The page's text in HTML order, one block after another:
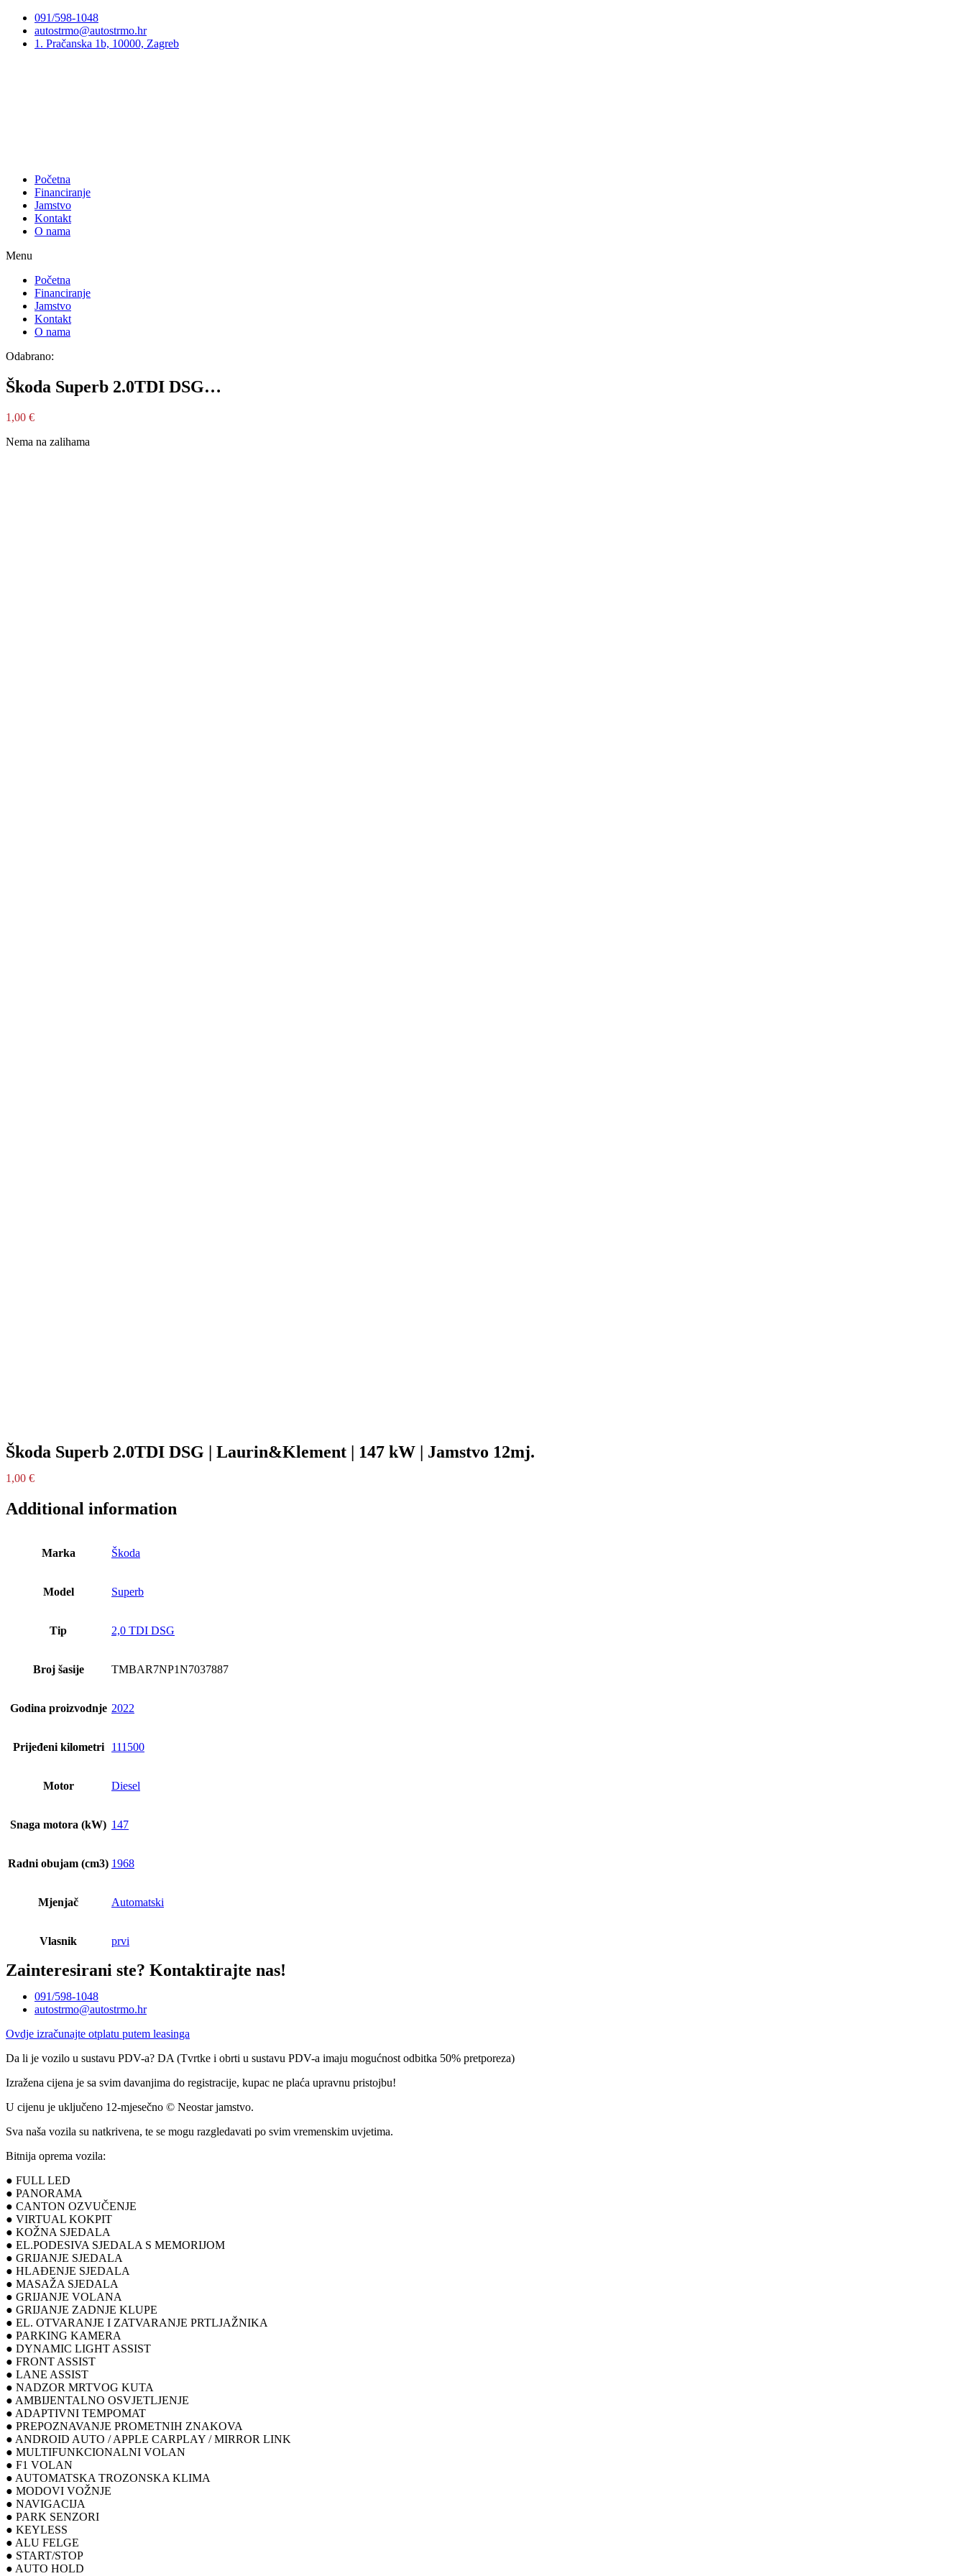
Preskoči
sadržaj
091/598-1048
autostrmo@autostrmo.hr
1. Pračanska 1b, 10000, Zagreb
Početna
Financiranje
Jamstvo
Kontakt
O nama
Menu
Početna
Financiranje
Jamstvo
Kontakt
O nama
Odabrano:
Škoda Superb 2.0TDI DSG…
1,00 €
Nema na zalihama
Škoda Superb 2.0TDI DSG | Laurin&Klement | 147 kW | Jamstvo 12mj.
1,00 €
Additional information
Marka Škoda
Model Superb
Tip 2,0 TDI DSG
Broj šasije TMBAR7NP1N7037887
Godina proizvodnje 2022
Prijeđeni kilometri 111500
Motor Diesel
Snaga motora (kW) 147
Radni obujam (cm3) 1968
Mjenjač Automatski
Vlasnik prvi
Zainteresirani ste? Kontaktirajte nas!
091/598-1048
autostrmo@autostrmo.hr
Ovdje izračunajte otplatu putem leasinga
Da li je vozilo u sustavu PDV-a? DA (Tvrtke i obrti u sustavu PDV-a imaju mogućnost odbitka 50% pretporeza)
Izražena cijena je sa svim davanjima do registracije, kupac ne plaća upravnu pristojbu!
U cijenu je uključeno 12-mjesečno © Neostar jamstvo.
Sva naša vozila su natkrivena, te se mogu razgledavati po svim vremenskim uvjetima.
Bitnija oprema vozila:
● FULL LED
● PANORAMA
● CANTON OZVUČENJE
● VIRTUAL KOKPIT
● KOŽNA SJEDALA
● EL.PODESIVA SJEDALA S MEMORIJOM
● GRIJANJE SJEDALA
● HLAĐENJE SJEDALA
● MASAŽA SJEDALA
● GRIJANJE VOLANA
● GRIJANJE ZADNJE KLUPE
● EL. OTVARANJE I ZATVARANJE PRTLJAŽNIKA
● PARKING KAMERA
● DYNAMIC LIGHT ASSIST
● FRONT ASSIST
● LANE ASSIST
● NADZOR MRTVOG KUTA
● AMBIJENTALNO OSVJETLJENJE
● ADAPTIVNI TEMPOMAT
● PREPOZNAVANJE PROMETNIH ZNAKOVA
● ANDROID AUTO / APPLE CARPLAY / MIRROR LINK
● MULTIFUNKCIONALNI VOLAN
● F1 VOLAN
● AUTOMATSKA TROZONSKA KLIMA
● MODOVI VOŽNJE
● NAVIGACIJA
● PARK SENZORI
● KEYLESS
● ALU FELGE
● START/STOP
● AUTO HOLD